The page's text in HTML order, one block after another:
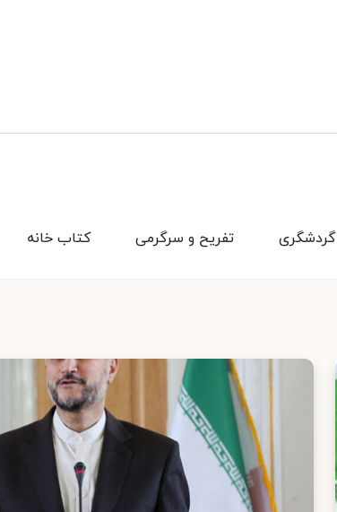
کتاب خانه تفریح و سرگرمی گردشگری